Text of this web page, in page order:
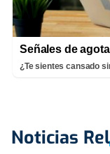
Señales de
¿Te sientes cansado
Noticias